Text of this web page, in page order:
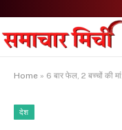
Home » 6 बार फेल, 2 बच्चों की
देश